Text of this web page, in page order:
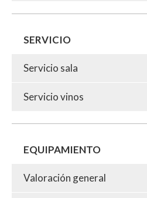
SERVICIO
Servicio sala
Servicio vinos
EQUIPAMIENTO
Valoración general